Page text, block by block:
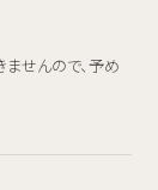
せんので、予め